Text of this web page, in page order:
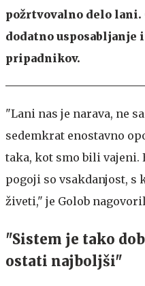
požrtvovalno delo lani.
dodatno
pripadnikov.
"Lani nas je narava, ne
sedemkrat enostavno
taka, kot smo bili
pogoji so vsakdanjost, s
živeti," je Golob
"Sistem je tako
ostati najboljši"